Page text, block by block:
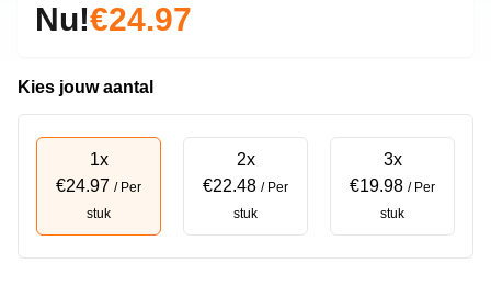
Nu!€24.97
Kies jouw aantal
1x
€24.97 / Per
stuk
2x
€22.48 / Per
stuk
3x
€19.98 / Per
stuk